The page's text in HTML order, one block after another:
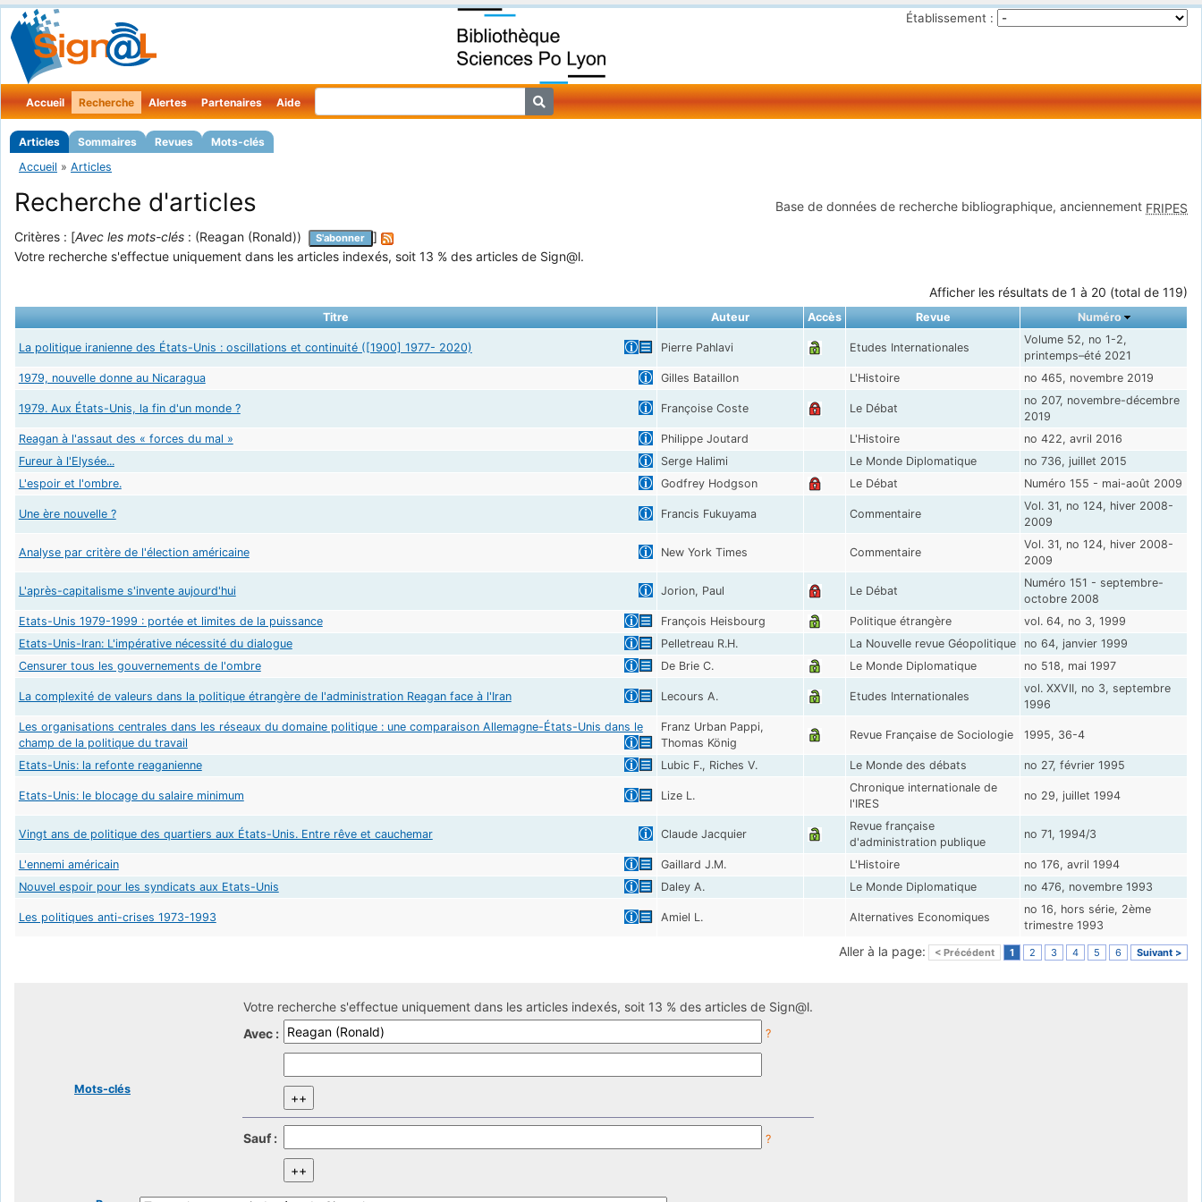
Établissement :
Accueil Recherche
Articles Sommaires Revues Mots-clés
Alertes Partenaires Aide
Accueil » Articles
Base de données de recherche bibliographique, anciennement FRIPES
Recherche d'articles
Critères : [Avec les mots-clés : (Reagan (Ronald)) S'abonner
]
Votre recherche s'effectue uniquement dans les articles indexés, soit 13 % des articles de Sign@l.
Afficher les résultats de 1 à 20 (total de 119)
Titre Auteur Accès Revue Numéro
La politique iranienne des États-Unis : oscillations et continuité ([1900] 1977- 2020) Pierre Pahlavi Etudes Internationales
Volume 52, no 1-2,
printemps–été 2021
1979, nouvelle donne au Nicaragua
Gilles Bataillon L'Histoire no 465, novembre 2019
1979. Aux États-Unis, la fin d'un monde ? Françoise Coste Le Débat
no 207, novembre-décembre
2019
Reagan à l'assaut des « forces du mal »
Philippe Joutard L'Histoire
no 422, avril 2016
Fureur à l'Elysée...
Serge Halimi Le Monde Diplomatique
no 736, juillet 2015
L'espoir et l'ombre.
Godfrey Hodgson Le Débat Numéro 155 - mai-août 2009
Une ère nouvelle ? Francis Fukuyama Commentaire
Vol. 31, no 124, hiver 2008-
2009
Analyse par critère de l'élection américaine New York Times Commentaire
Vol. 31, no 124, hiver 2008-
2009
L'après-capitalisme s'invente aujourd'hui Jorion, Paul Le Débat
Numéro 151 - septembre-
octobre 2008
Etats-Unis 1979-1999 : portée et limites de la puissance
François Heisbourg Politique étrangère
vol. 64, no 3, 1999
Etats-Unis-Iran: L'impérative nécessité du dialogue
Pelletreau R.H. La Nouvelle revue Géopolitique
no 64, janvier 1999
Censurer tous les gouvernements de l'ombre
De Brie C. Le Monde Diplomatique no 518, mai 1997
La complexité de valeurs dans la politique étrangère de l'administration Reagan face à l'Iran Lecours A. Etudes Internationales
vol. XXVII, no 3, septembre
1996
Les organisations centrales dans les réseaux du domaine politique : une comparaison Allemagne-États-Unis dans le
champ de la politique du travail
Franz Urban Pappi,
Thomas König
Revue Française de Sociologie 1995, 36-4
Etats-Unis: la refonte reaganienne Lubic F., Riches V. Le Monde des débats no 27, février 1995
Etats-Unis: le blocage du salaire minimum Lize L.
Chronique internationale de
l'IRES
no 29, juillet 1994
Vingt ans de politique des quartiers aux États-Unis. Entre rêve et cauchemar Claude Jacquier
Revue française
d'administration publique
no 71, 1994/3
L'ennemi américain Gaillard J.M. L'Histoire
no 176, avril 1994
Nouvel espoir pour les syndicats aux Etats-Unis
Daley A. Le Monde Diplomatique no 476, novembre 1993
Les politiques anti-crises 1973-1993 Amiel L. Alternatives Economiques
no 16, hors série, 2ème
trimestre 1993
Aller à la page: < Précédent 1 2 3 4 5 6 Suivant >
Mots-clés
Votre recherche s'effectue uniquement dans les articles indexés, soit 13 % des articles de Sign@l.
Avec :
?
Sauf : ?